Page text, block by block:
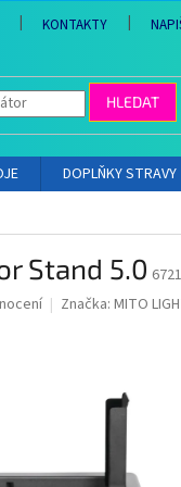
KONTAKTY
HLEDAT
DOPLŇKY STRAVY
Stand 5.0 6721
Značka: MITO